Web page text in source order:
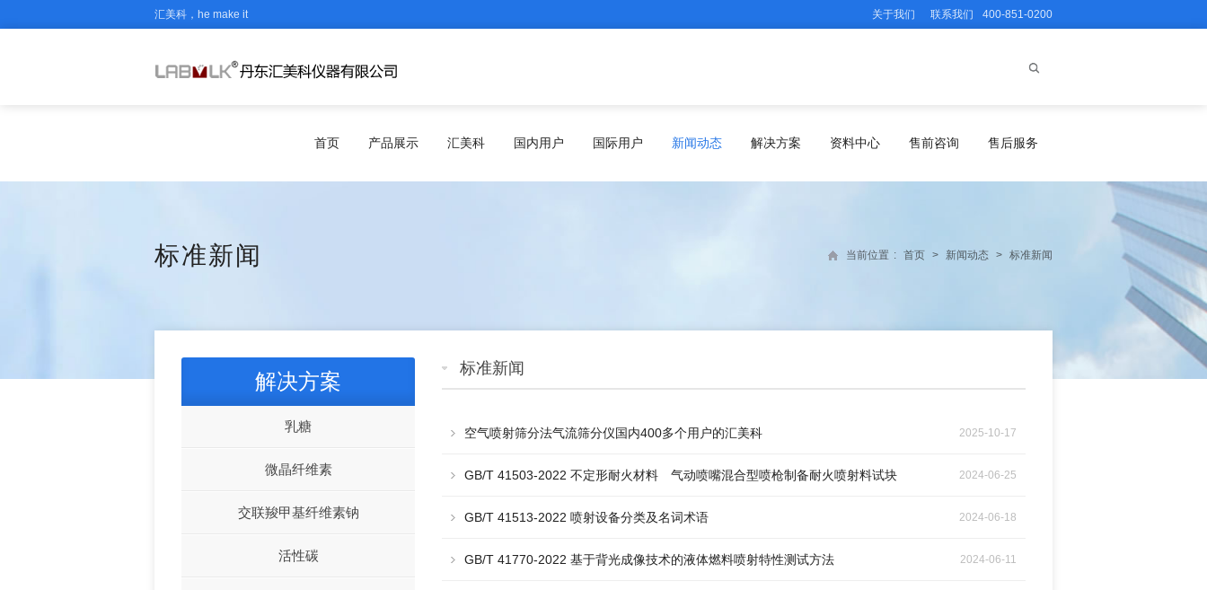
汇美科，he make it 关于我们 联系我们 400-851-0200
首页 产品展示 汇美科 国内用户 国际用户 新闻动态 解决方案 资料中心 售前咨询 售后服务
标准新闻 当前位置 : 首页 > 新闻动态 > 标准新闻
标准新闻
空气喷射筛分法气流筛分仪国内400多个用户的汇美科 2025-10-17
GB/T 41503-2022 不定形耐火材料 气动喷嘴混合型喷枪制备耐火喷射料试块 2024-06-25
GB/T 41513-2022 喷射设备分类及名词术语 2024-06-18
GB/T 41770-2022 基于背光成像技术的液体燃料喷射特性测试方法 2024-06-11
解决方案
乳糖
微晶纤维素
交联羧甲基纤维素钠
活性碳